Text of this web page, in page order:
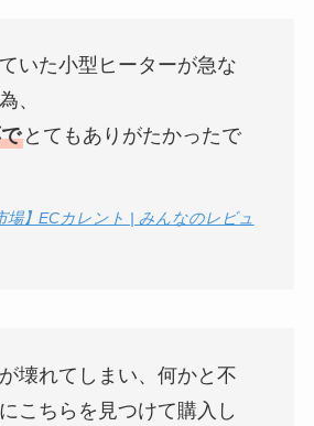
いた小型ヒーターが急な
、
とてもありがたかったで
場】ECカレント | みんなのレビュ
壊れてしまい、何かと不
こちらを見つけて購入し